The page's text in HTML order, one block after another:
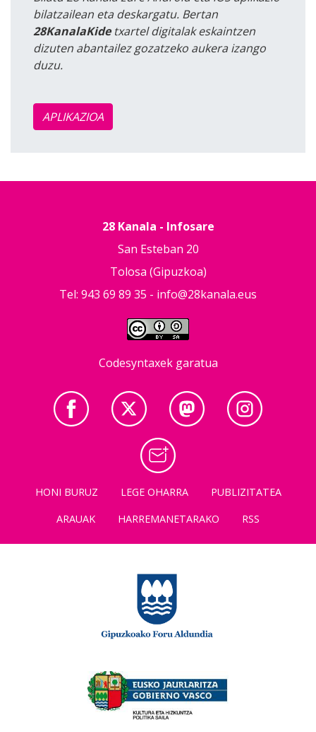
bilatzailean eta deskargatu. Bertan
28KanalaKidetxartel digitalak eskaintzen
dizuten abantailez gozatzeko aukera izango
duzu.
APLIKAZIOA
28 Kanala - Infosare
San Esteban 20
Tolosa (Gipuzkoa)
Tel: 943 69 89 35 - info@28kanala.eus
Codesyntaxek garatua
HONI BURUZ LEGE OHARRA
PUBLIZITATEA
ARAUAK
HARREMANETARAKO RSS